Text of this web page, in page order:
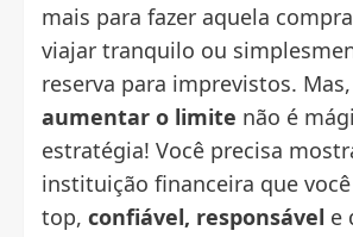
mais para fazer aquela
viajar tranquilo ou
reserva para imprevistos.
aumentar o limite não é
estratégia! Você precisa
instituição financeira que
top, confiável, responsável e